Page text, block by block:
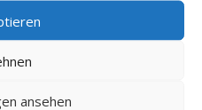
ansehen
Installationen
verbindet
außergewöhnlichen